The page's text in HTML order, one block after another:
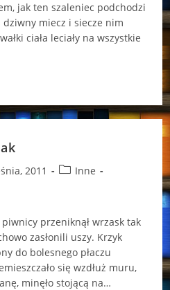
jak ten szaleniec podchodzi
miecz i siecze nim
ciała leciały na wszystkie
2011
PostInne
przeniknął wrzask tak
zasłonili uszy. Krzyk
do bolesnego płaczu
się wzdłuż muru,
minęło stojącą na…